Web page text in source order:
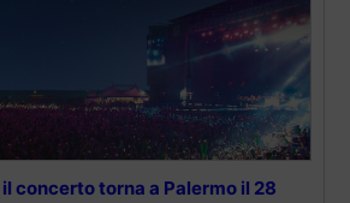
il concerto torna a Palermo il 28